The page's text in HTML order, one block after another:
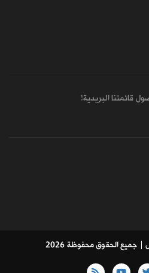
قائمتنا البريدية!
| جميع الحقوق محفوظة 2026